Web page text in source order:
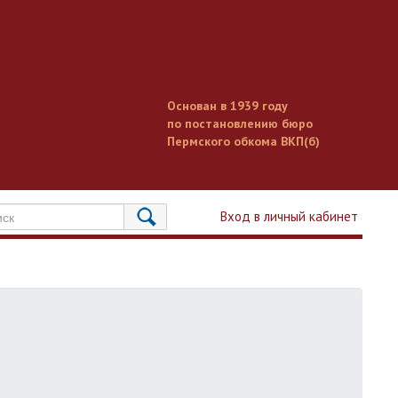
Основан в 1939 году
по постановлению бюро
Пермского обкома ВКП(б)
Вход в личный кабинет